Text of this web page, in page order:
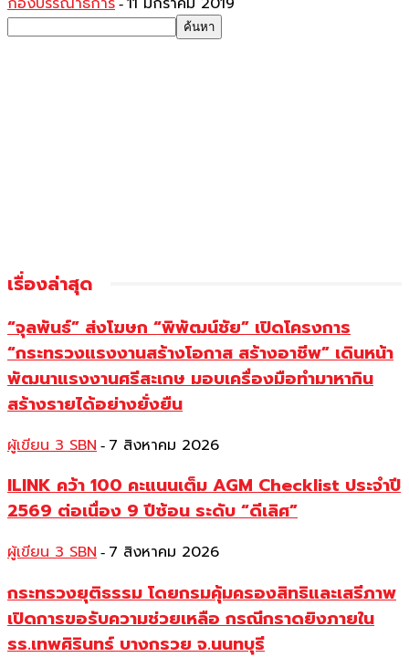
-
เรื่องล่าสุด
“จุลพันธ์” ส่งโฆษก “พิพัฒน์ชัย” เปิดโครงการ
“กระทรวงแรงงานสร้างโอกาส สร้างอาชีพ” เดินหน้า
พัฒนาแรงงานศรีสะเกษ มอบเครื่องมือทำมาหากิน
สร้างรายได้อย่างยั่งยืน
ผู้เขียน 3 SBN - 7 สิงหาคม 2026
ILINK คว้า 100 คะแนนเต็ม AGM Checklist ประจำปี
2569 ต่อเนื่อง 9 ปีซ้อน ระดับ “ดีเลิศ”
ผู้เขียน 3 SBN - 7 สิงหาคม 2026
กระทรวงยุติธรรม โดยกรมคุ้มครองสิทธิและเสรีภาพ
เปิดการขอรับความช่วยเหลือ กรณีกราดยิงภายใน
รร.เทพศิรินทร์ บางกรวย จ.นนทบุรี